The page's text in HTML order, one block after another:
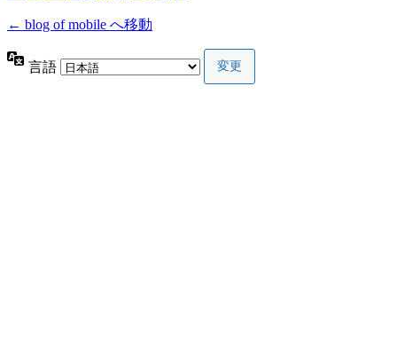
← blog of mobile へ移動
言語